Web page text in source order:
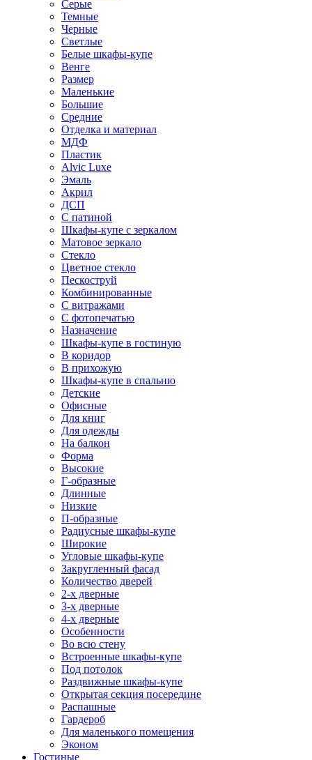
Серые
Темные
Черные
Светлые
Белые шкафы-купе
Венге
Размер
Маленькие
Большие
Средние
Отделка и материал
МДФ
Пластик
Alvic Luxe
Эмаль
Акрил
ДСП
С патиной
Шкафы-купе с зеркалом
Матовое зеркало
Стекло
Цветное стекло
Пескоструй
Комбинированные
С витражами
С фотопечатью
Назначение
Шкафы-купе в гостиную
В коридор
В прихожую
Шкафы-купе в спальню
Детские
Офисные
Для книг
Для одежды
На балкон
Форма
Высокие
Г-образные
Длинные
Низкие
П-образные
Радиусные шкафы-купе
Широкие
Угловые шкафы-купе
Закругленный фасад
Количество дверей
2-х дверные
3-х дверные
4-х дверные
Особенности
Во всю стену
Встроенные шкафы-купе
Под потолок
Раздвижные шкафы-купе
Открытая секция посередине
Распашные
Гардероб
Для маленького помещения
Эконом
Гостиные